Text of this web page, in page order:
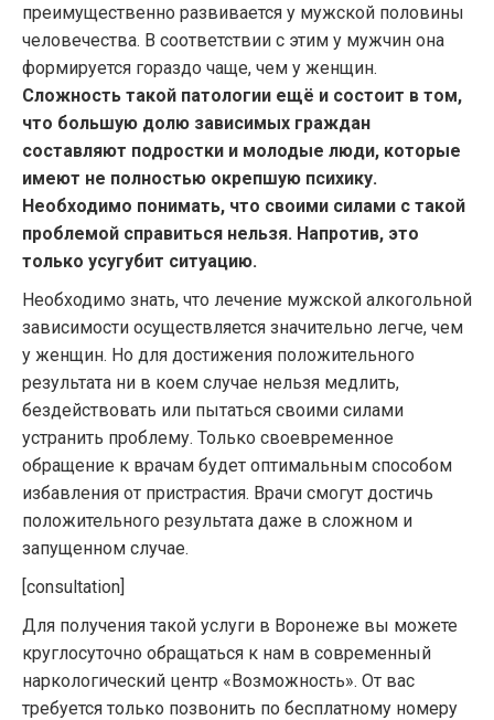
преимущественно развивается у мужской половины
человечества. В соответствии с этим у мужчин она
формируется гораздо чаще, чем у женщин.
Сложность такой патологии ещё и состоит в том,
что большую долю зависимых граждан
составляют подростки и молодые люди, которые
имеют не полностью окрепшую психику.
Необходимо понимать, что своими силами с такой
проблемой справиться нельзя. Напротив, это
только усугубит ситуацию.
Необходимо знать, что лечение мужской алкогольной
зависимости осуществляется значительно легче, чем
у женщин. Но для достижения положительного
результата ни в коем случае нельзя медлить,
бездействовать или пытаться своими силами
устранить проблему. Только своевременное
обращение к врачам будет оптимальным способом
избавления от пристрастия. Врачи смогут достичь
положительного результата даже в сложном и
запущенном случае.
[consultation]
Для получения такой услуги в Воронеже вы можете
круглосуточно обращаться к нам в современный
наркологический центр «Возможность». От вас
требуется только позвонить по бесплатному номеру